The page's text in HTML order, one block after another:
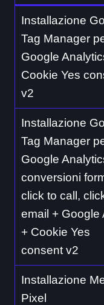
Installazione
Tag Manager
Google
Cookie Yes
v2
Installazione
Tag Manager
Google
conversioni
click to call,
email + Google
+ Cookie Yes
consent v2
Installazione
Pixel